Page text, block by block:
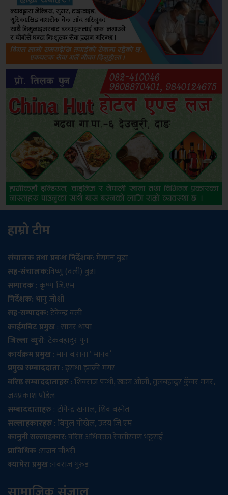
हाम्रो टीम
संचालक तथा प्रबन्ध निर्देशक: मेगमन बुढा
सह-संचालक:विष्णु (वली) बुढा
सम्पादक: कृष्ण जि.एम
निर्देशक:भानु जोशी
सह-सम्पादक:टेकेन्द्र वली
क्राईमबिट प्रमुख: सागर थापा
जिल्ला ब्युरो: टेकबहादुर पुन
कार्यक्रम प्रमुख: मान ब.राना ‘ मानव’
प्रमुख सम्बाददाता: इराधा झाक्री मगर
वरिष्ठ सम्बाददाताहरु: शिवराज पन्थी, खडग ओली, तुलबहादुर कुँवर मगर,
जयप्रकाश पौडेल
सम्बाददाताहरु: टोपेन्द्र खनाल, शिव बस्नेत
सल्लाहकारहरु: बिपुल पोख्रेल, उदय जि.एम
कानुनी सल्लाहकार: वरिष्ठ अधिवक्ता रेवतीरमण भट्टराई
प्राविधिक :राजन चौधरी
क्यामेरा प्रमुख :नवराज गुरुङ